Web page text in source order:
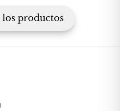
los productos